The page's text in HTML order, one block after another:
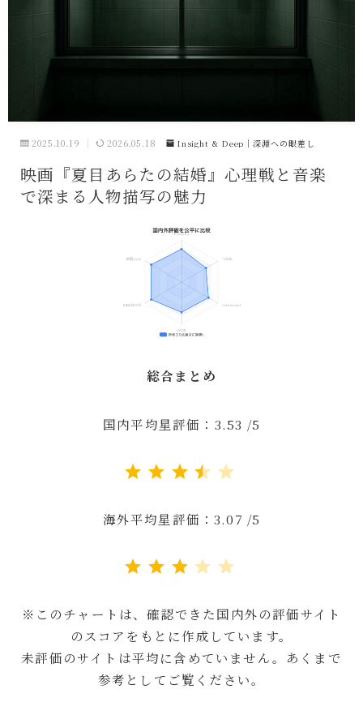
2025.10.19 2026.05.18 Insight & Deep｜深淵への眼差し
映画『夏目あらたの結婚』心理戦と音楽
で深まる人物描写の魅力
総合まとめ
国内平均星評価：3.53 /5
海外平均星評価：3.07 /5
※このチャートは、確認できた国内外の評価サイト
のスコアをもとに作成しています。
未評価のサイトは平均に含めていません。あくまで
参考としてご覧ください。